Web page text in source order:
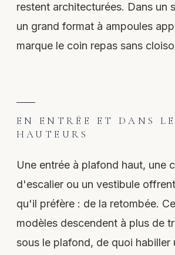
restent architecturées. Dans un
un grand format à ampoules
marque le coin repas sans
EN ENTRÉE ET DANS
HAUTEURS
Une entrée à plafond haut, une
d'escalier ou un vestibule
qu'il préfère : de la retombée.
modèles descendent à plus de
sous le plafond, de quoi habiller